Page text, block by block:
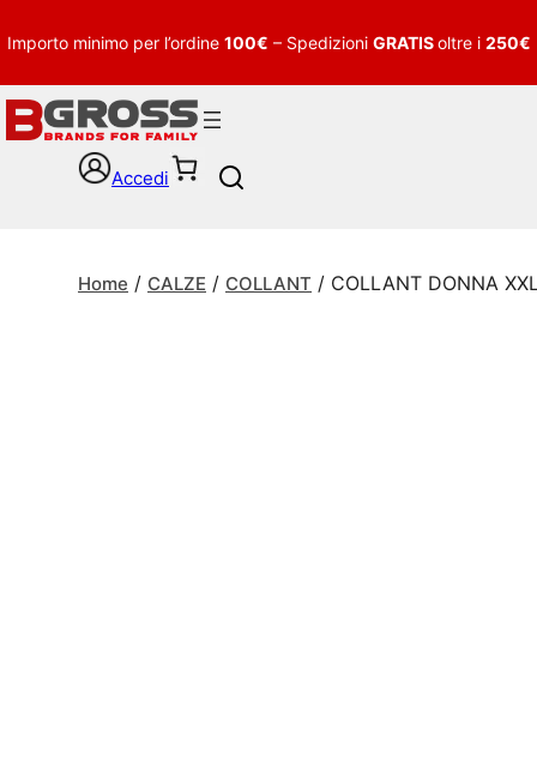
Importo minimo per l’ordine 100€ – Spedizioni GRATISoltre i 250€
Accedi
c
Home / CALZE / COLLANT / COLLANT DONNA